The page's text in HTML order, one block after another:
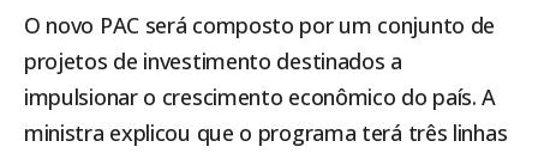
O novo PAC será composto por um conjunto de
projetos de investimento destinados a
impulsionar o crescimento econômico do país. A
ministra explicou que o programa terá três linhas